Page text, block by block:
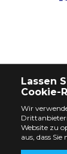
Lassen
Cookie-
Wir
Website zu
aus, dass